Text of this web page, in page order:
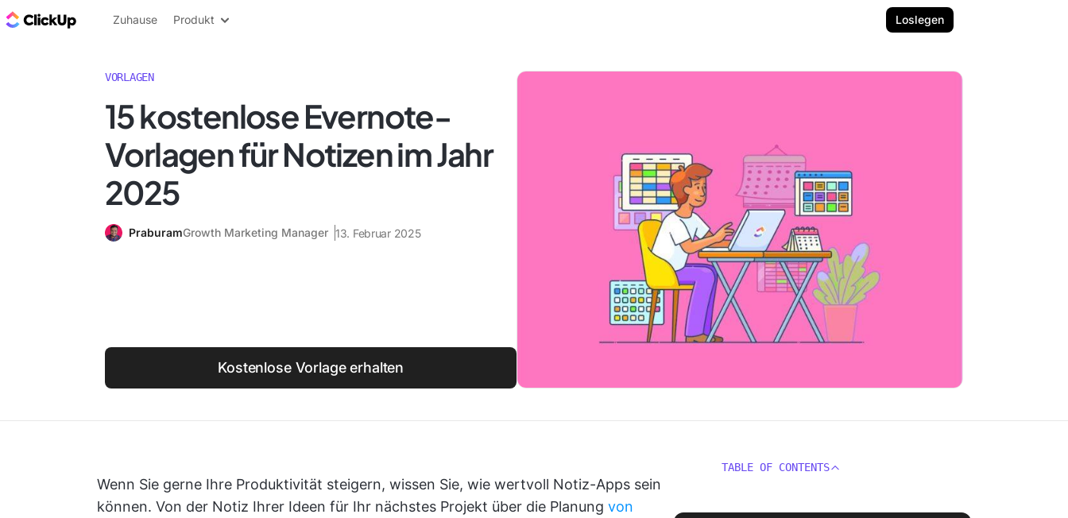
ClickUp Blog
Zuhause Produkt Loslegen
VORLAGEN
15 kostenlose Evernote-
Vorlagen für Notizen im Jahr
2025
PraburamGrowth Marketing Manager 13. Februar 2025
Kostenlose Vorlage erhalten
Wenn Sie gerne Ihre Produktivität steigern, wissen Sie, wie wertvoll Notiz-Apps sein
können. Von der Notiz Ihrer Ideen für Ihr nächstes Projekt über die Planung von
TABLE OF CONTENTS